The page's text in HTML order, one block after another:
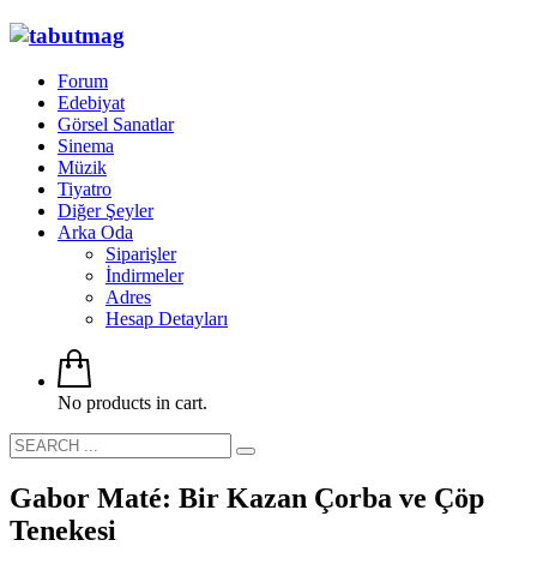
Forum
Edebiyat
Görsel Sanatlar
Sinema
Müzik
Tiyatro
Diğer Şeyler
Arka Oda
Siparişler
İndirmeler
Adres
Hesap Detayları
No products in cart.
Gabor Maté: Bir Kazan Çorba ve Çöp
Tenekesi